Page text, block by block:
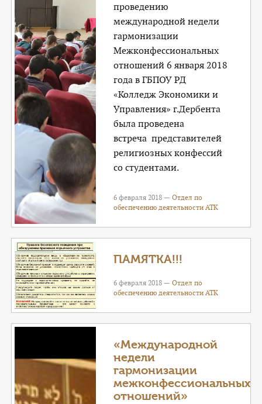
проведению
международной недели
гармонизации
Межконфессиональных
отношений 6 января 2018
года в ГБПОУ РД
«Колледж Экономики и
Управления» г.Дербента
была проведена
встреча представителей
религиозных конфессий
со студентами.
6 февраля 2018 —Отдел по
обеспечению деятельности АТК
ПАМЯТКА!!!
6 февраля 2018 —Отдел по
обеспечению деятельности АТК
«Международной
недели
гармонизации
межконфессиональных
отношений»